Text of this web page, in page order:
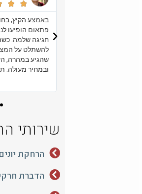


באמצע הקיץ, בחודשים החמים ביותר,
פתאום הופיעו לנו אינספור נמלים
חגיגה שלמה. כשהבנו שאי אפשר
להשתלט על המצב לבד, הזעקנו מדביר
שהגיע במהרה, העניק שירות מצוין
ובמחיר מעולה. תודה רבה על השירות.
שירותי
הרחקת יונים
הדברת